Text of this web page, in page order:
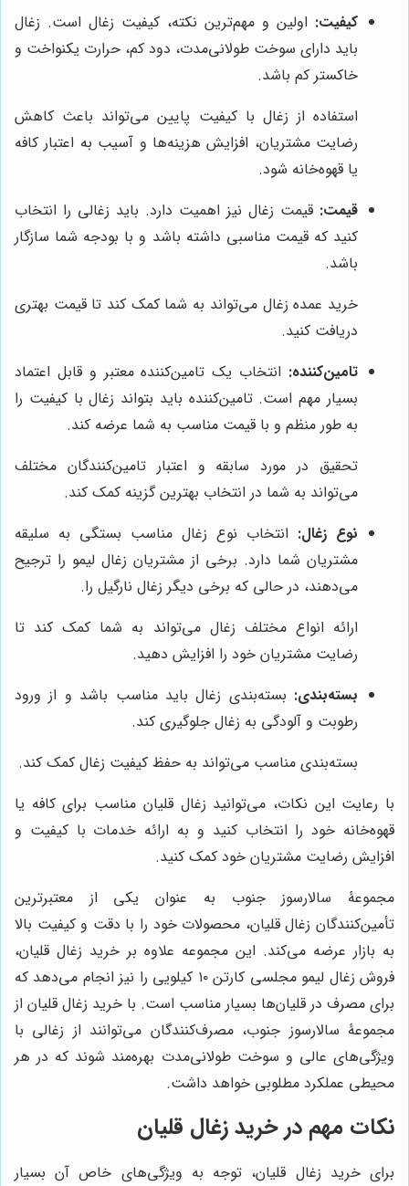
کیفیت: اولین و مهم‌ترین نکته، کیفیت زغال است. زغال
باید دارای سوخت طولانی‌مدت، دود کم، حرارت یکنواخت و
خاکستر کم باشد.
استفاده از زغال با کیفیت پایین می‌تواند باعث کاهش
رضایت مشتریان، افزایش هزینه‌ها و آسیب به اعتبار کافه
یا قهوه‌خانه شود.
قیمت: قیمت زغال نیز اهمیت دارد. باید زغالی را انتخاب
کنید که قیمت مناسبی داشته باشد و با بودجه شما سازگار
باشد.
خرید عمده زغال می‌تواند به شما کمک کند تا قیمت بهتری
دریافت کنید.
تامین‌کننده: انتخاب یک تامین‌کننده معتبر و قابل اعتماد
بسیار مهم است. تامین‌کننده باید بتواند زغال با کیفیت را
به طور منظم و با قیمت مناسب به شما عرضه کند.
تحقیق در مورد سابقه و اعتبار تامین‌کنندگان مختلف
می‌تواند به شما در انتخاب بهترین گزینه کمک کند.
نوع زغال: انتخاب نوع زغال مناسب بستگی به سلیقه
مشتریان شما دارد. برخی از مشتریان زغال لیمو را ترجیح
می‌دهند، در حالی که برخی دیگر زغال نارگیل را.
ارائه انواع مختلف زغال می‌تواند به شما کمک کند تا
رضایت مشتریان خود را افزایش دهید.
بسته‌بندی: بسته‌بندی زغال باید مناسب باشد و از ورود
رطوبت و آلودگی به زغال جلوگیری کند.
بسته‌بندی مناسب می‌تواند به حفظ کیفیت زغال کمک کند.
با رعایت این نکات، می‌توانید زغال قلیان مناسب برای کافه یا
قهوه‌خانه خود را انتخاب کنید و به ارائه خدمات با کیفیت و
افزایش رضایت مشتریان خود کمک کنید.
مجموعۀ سالارسوز جنوب به عنوان یکی از معتبرترین
تأمین‌کنندگان زغال قلیان، محصولات خود را با دقت و کیفیت بالا
به بازار عرضه می‌کند. این مجموعه علاوه بر خرید زغال قلیان،
فروش زغال لیمو مجلسی کارتن ۱۰ کیلویی را نیز انجام می‌دهد که
برای مصرف در قلیان‌ها بسیار مناسب است. با خرید زغال قلیان از
مجموعۀ سالارسوز جنوب، مصرف‌کنندگان می‌توانند از زغالی با
ویژگی‌های عالی و سوخت طولانی‌مدت بهره‌مند شوند که در هر
محیطی عملکرد مطلوبی خواهد داشت.
نکات مهم در خرید زغال قلیان
برای خرید زغال قلیان، توجه به ویژگی‌های خاص آن بسیار